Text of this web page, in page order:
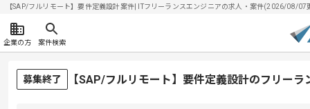
【SAP/フルリモート】要件定義設計案件| ITフリーランスエンジニアの求人・案件(2026/08/07
企業の方 案件検索
募集終了 【SAP/フルリモート】要件定義設計のフリーラ